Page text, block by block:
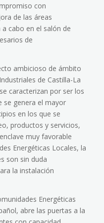
con
de las áreas
cabo en el salón de
de
ambicioso de ámbito
de Castilla-La
caracterizan por ser los
se genera el mayor
en los que se
productos y servicios,
muy favorable
Energéticas Locales, la
son sin duda
la instalación
Energéticas
, abre las puertas a la